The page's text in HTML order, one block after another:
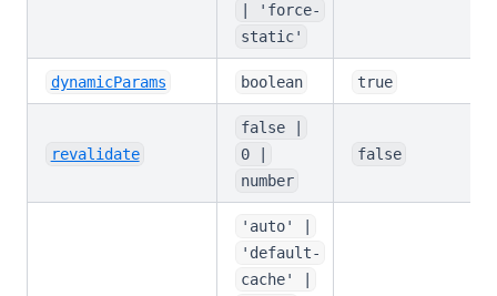
| 'force-
static'
dynamicParams boolean true
revalidate
false |
0 |
number
false
'auto' |
'default-
cache' |